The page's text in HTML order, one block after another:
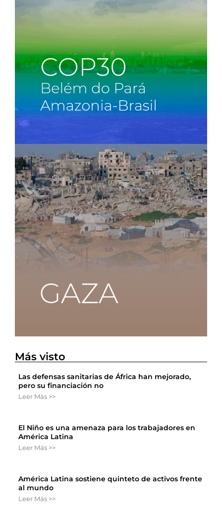
Más visto
Las defensas sanitarias de África han mejorado,
pero su financiación no
Leer Más >>
El Niño es una amenaza para los trabajadores en
América Latina
Leer Más >>
América Latina sostiene quinteto de activos frente
al mundo
Leer Más >>